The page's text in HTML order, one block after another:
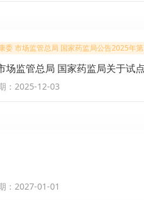
委 市场监管总局 国家药监局公告2025年
场监管总局 国家药监局关于试
： 2025-12-03
： 2027-01-01